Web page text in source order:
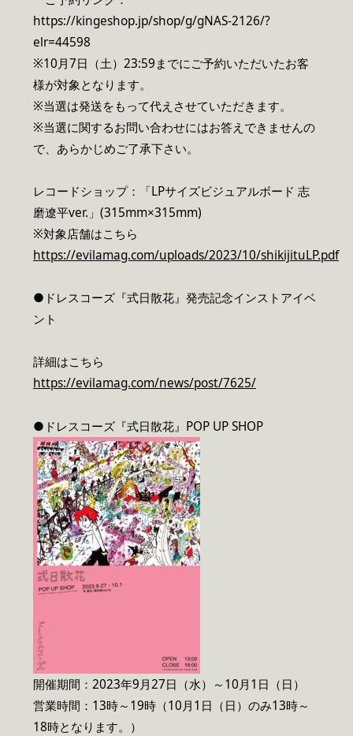
https://kingeshop.jp/shop/g/gNAS-2126/?
elr=44598
※10月7日（土）23:59までにご予約いただいたお客
様が対象となります。
※当選は発送をもって代えさせていただきます。
※当選に関するお問い合わせにはお答えできませんの
で、あらかじめご了承下さい。
レコードショップ：「LPサイズビジュアルボード 志
磨遼平ver.」(315mm×315mm)
※対象店舗はこちら
https://evilamag.com/uploads/2023/10/shikijituLP.pdf
●ドレスコーズ『式日散花』発売記念インストアイベ
ント
詳細はこちら
https://evilamag.com/news/post/7625/
●ドレスコーズ『式日散花』POP UP SHOP
開催期間：2023年9月27日（水）～10月1日（日）
営業時間：13時～19時（10月1日（日）のみ13時～
18時となります。）